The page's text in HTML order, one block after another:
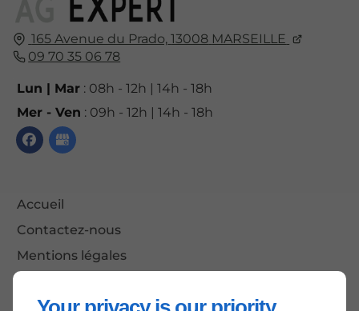
165 Avenue du Prado, 13008 MARSEILLE
09 70 35 06 78
Lun | Mar : 08h - 12h | 14h - 18h
Mer - Ven : 09h - 12h | 14h - 18h
Accueil
Contactez-nous
Mentions légales